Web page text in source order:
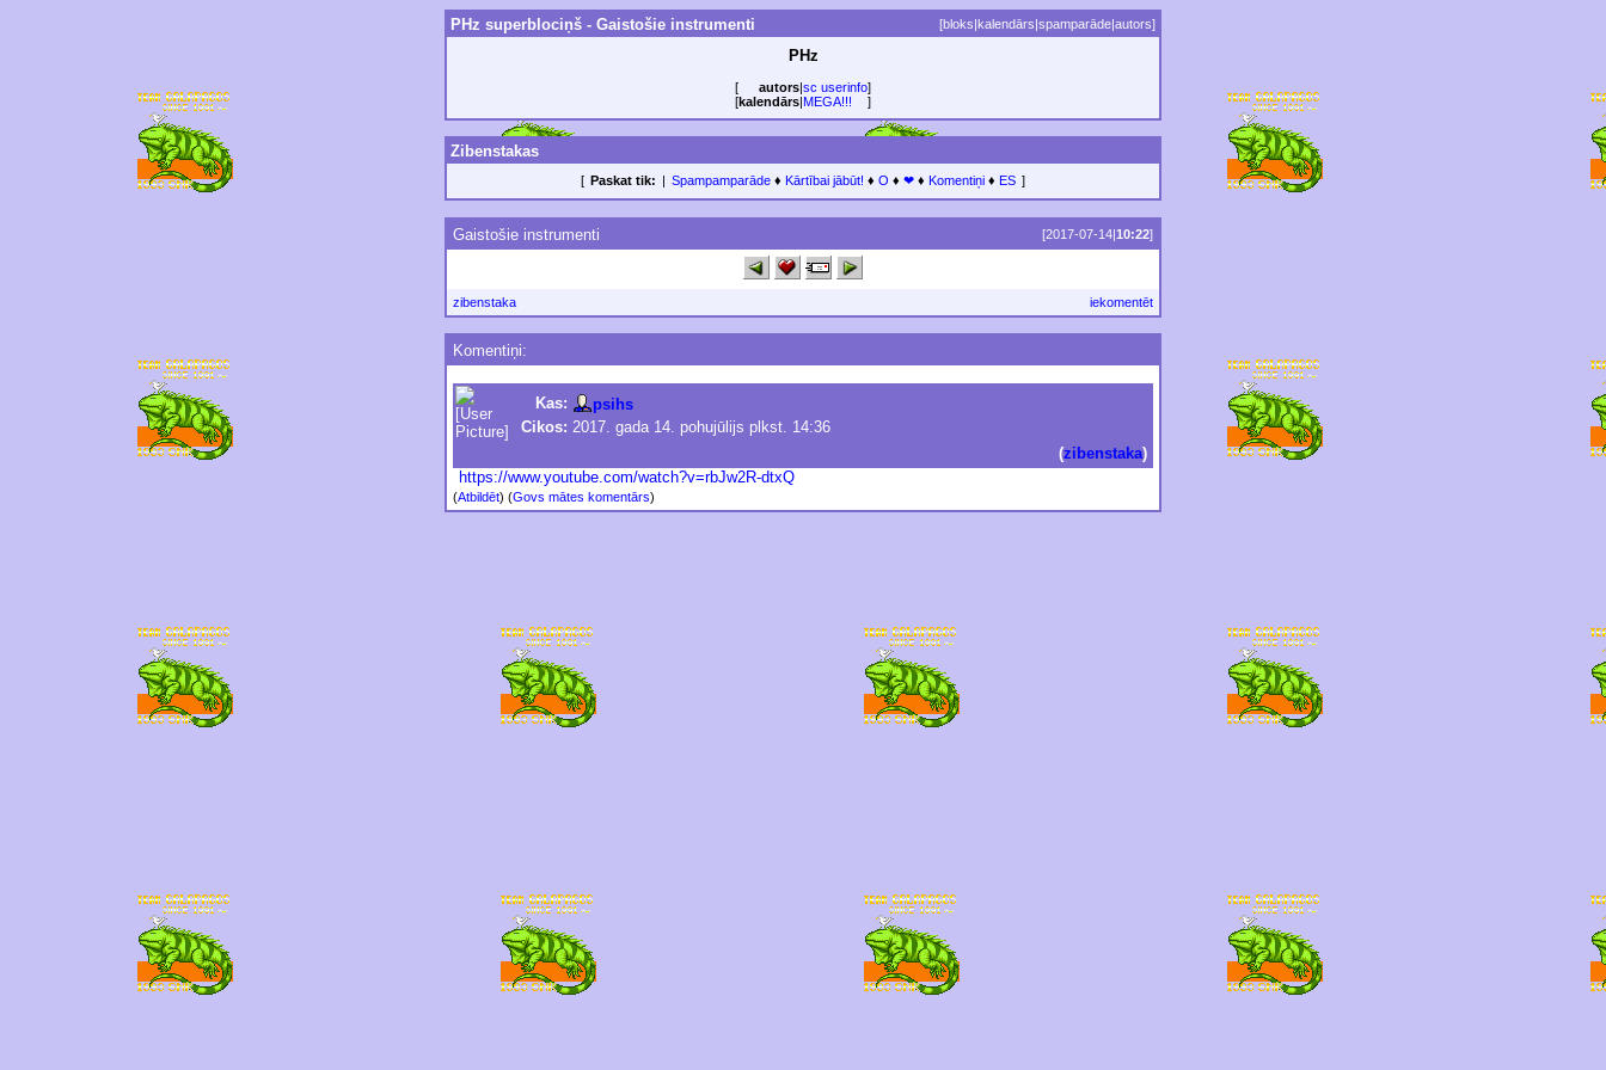
PHz superblociņš - Gaistošie instrumenti [bloks|kalendārs|spamparāde|autors]
PHz
[ autors sc userinfo]
[kalendārs MEGA!!! ]
Zibenstakas
[ Paskat tik: Spampamparāde ♦ Kārtībai jābūt! ♦ O ♦ ❤ ♦ Komentiņi ♦ ES ]
Gaistošie instrumenti [2017-07-14|10:22]
zibenstaka iekomentēt
Komentiņi:
Kas:
psihs
Cikos: 2017. gada 14. pohujūlijs plkst. 14:36
(zibenstaka)
https://www.youtube.com/watch?v=rbJw2R-dtxQ
(Atbildēt) (Govs mātes komentārs)